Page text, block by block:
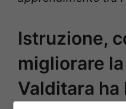
Istruzione,
migliorare
Valditara ha